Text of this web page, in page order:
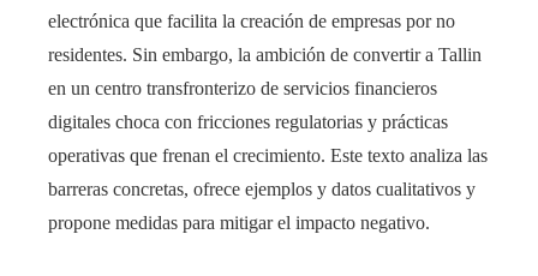
electrónica que facilita la creación de empresas por no
residentes. Sin embargo, la ambición de convertir a Tallin
en un centro transfronterizo de servicios financieros
digitales choca con fricciones regulatorias y prácticas
operativas que frenan el crecimiento. Este texto analiza las
barreras concretas, ofrece ejemplos y datos cualitativos y
propone medidas para mitigar el impacto negativo.